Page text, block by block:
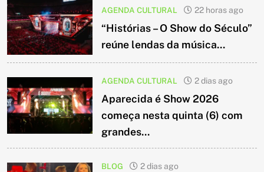
AGENDA CULTURAL 22 horas ago
“Histórias – O Show do Século”
reúne lendas da música...
AGENDA CULTURAL 2 dias ago
Aparecida é Show 2026
começa nesta quinta (6) com
grandes...
BLOG 2 dias ago